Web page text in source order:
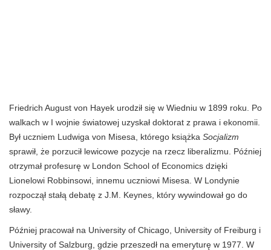
Friedrich August von Hayek urodził się w Wiedniu w 1899 roku. Po
walkach w I wojnie światowej uzyskał doktorat z prawa i ekonomii.
Był uczniem Ludwiga von Misesa, którego książka Socjalizm
sprawił, że porzucił lewicowe pozycje na rzecz liberalizmu. Później
otrzymał profesurę w London School of Economics dzięki
Lionelowi Robbinsowi, innemu uczniowi Misesa. W Londynie
rozpoczął stałą debatę z J.M. Keynes, który wywindował go do
sławy.
Później pracował na University of Chicago, University of Freiburg i
University of Salzburg, gdzie przeszedł na emeryturę w 1977. W